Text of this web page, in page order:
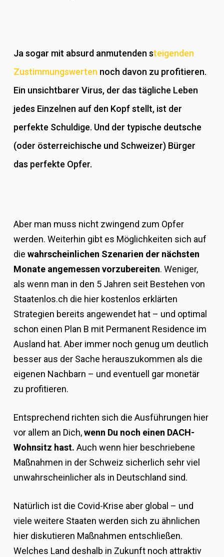
Ja sogar mit absurd anmutenden steigenden
Zustimmungswerten noch davon zu profitieren.
Ein unsichtbarer Virus, der das tägliche Leben
jedes Einzelnen auf den Kopf stellt, ist der
perfekte Schuldige. Und der typische deutsche
(oder österreichische und Schweizer) Bürger
das perfekte Opfer.
Aber man muss nicht zwingend zum Opfer
werden. Weiterhin gibt es Möglichkeiten sich auf
die wahrscheinlichen Szenarien der nächsten
Monate angemessen vorzubereiten. Weniger,
als wenn man in den 5 Jahren seit Bestehen von
Staatenlos.ch die hier kostenlos erklärten
Strategien bereits angewendet hat – und optimal
schon einen Plan B mit Permanent Residence im
Ausland hat. Aber immer noch genug um deutlich
besser aus der Sache herauszukommen als die
eigenen Nachbarn – und eventuell gar monetär
zu profitieren.
Entsprechend richten sich die Ausführungen hier
vor allem an Dich,wenn Du noch einen DACH-
Wohnsitz hast. Auch wenn hier beschriebene
Maßnahmen in der Schweiz sicherlich sehr viel
unwahrscheinlicher als in Deutschland sind.
Natürlich ist die Covid-Krise aber global – und
viele weitere Staaten werden sich zu ähnlichen
hier diskutieren Maßnahmen entschließen.
Welches Land deshalb in Zukunft noch attraktiv